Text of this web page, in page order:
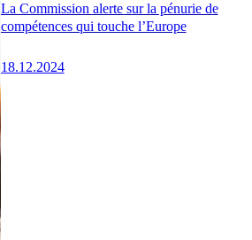
La Commission alerte sur la pénurie de
compétences qui touche l’Europe
18.12.2024